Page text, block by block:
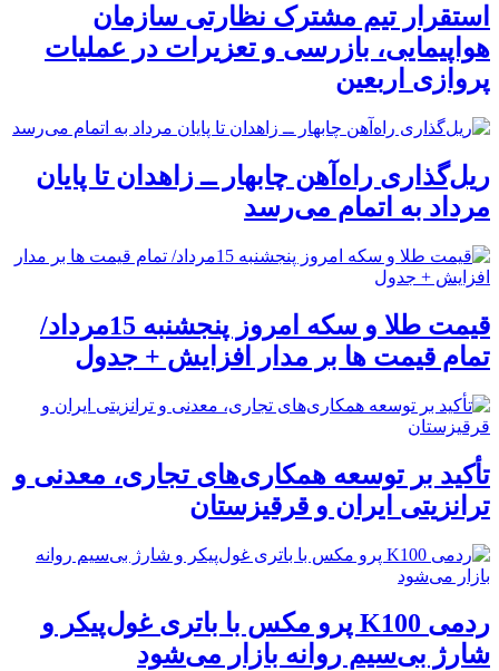
استقرار تیم مشترک نظارتی سازمان
هواپیمایی، بازرسی و تعزیرات در عملیات
پروازی اربعین
ریل‌گذاری راه‌آهن چابهار ــ زاهدان تا پایان
مرداد به اتمام می‌رسد
قیمت طلا و سکه امروز پنجشنبه 15مرداد/
تمام قیمت ها بر مدار افزایش + جدول
تأکید بر توسعه همکاری‌های تجاری، معدنی و
ترانزیتی ایران و قرقیزستان
ردمی K100 پرو مکس با باتری غول‌پیکر و
شارژ بی‌سیم روانه بازار می‌شود